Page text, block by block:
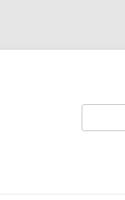
搜